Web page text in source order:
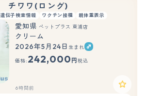
チワワ(ロング)
遺伝子検査情報 ワクチン接種 親体重表示
愛知県 ペットプラス 東浦店
クリーム
2026年5月24日 生まれ
価格: 242,000 円 税込
6時間前